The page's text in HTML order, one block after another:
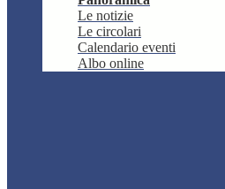
Le notizie
Le circolari
Calendario eventi
Albo online